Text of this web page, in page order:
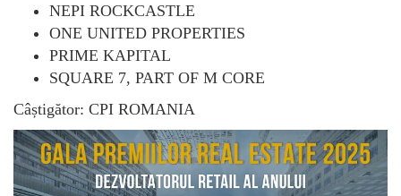
NEPI ROCKCASTLE
ONE UNITED PROPERTIES
PRIME KAPITAL
SQUARE 7, PART OF M CORE
Câștigător: CPI ROMANIA